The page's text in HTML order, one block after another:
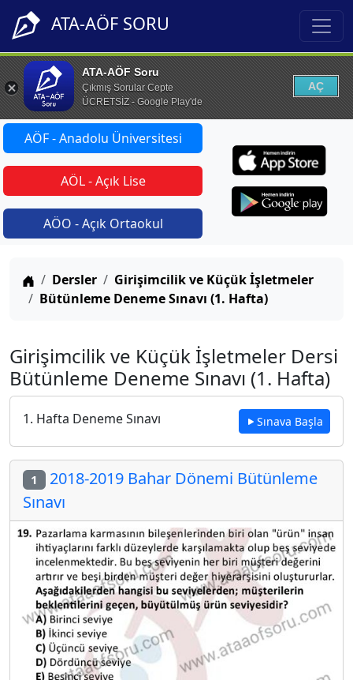
ATA-AÖF SORU
ATA-AÖF Soru
Çıkmış Sorular Cepte
ÜCRETSİZ - Google Play'de
AÇ
AÖF - Anadolu Üniversitesi
AÖL - Açık Lise
AÖO - Açık Ortaokul
Anasayfa
Dersler
Girişimcilik ve Küçük İşletmeler
Bütünleme Deneme Sınavı (1. Hafta)
Girişimcilik ve Küçük İşletmeler Dersi
Bütünleme Deneme Sınavı (1. Hafta)
1. Hafta Deneme Sınavı Sınava Başla
1 2018-2019 Bahar Dönemi Bütünleme
Sınavı